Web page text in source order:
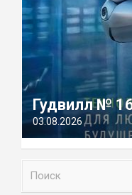
Гудвилл №
03.08.2026